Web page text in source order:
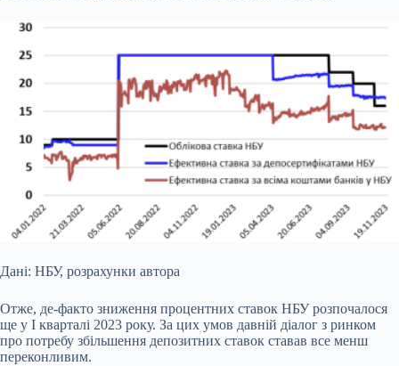
Дані: НБУ, розрахунки автора
Отже, де-факто зниження процентних ставок НБУ розпочалося
ще у І кварталі 2023 року. За цих умов давній діалог з ринком
про потребу збільшення депозитних ставок ставав все менш
переконливим.